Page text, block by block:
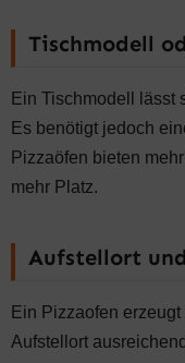
Tischmodell
Ein Tischmodell lässt
Es benötigt jedoch
Pizzaöfen bieten
mehr Platz.
Aufstellort
Ein Pizzaofen
Aufstellort